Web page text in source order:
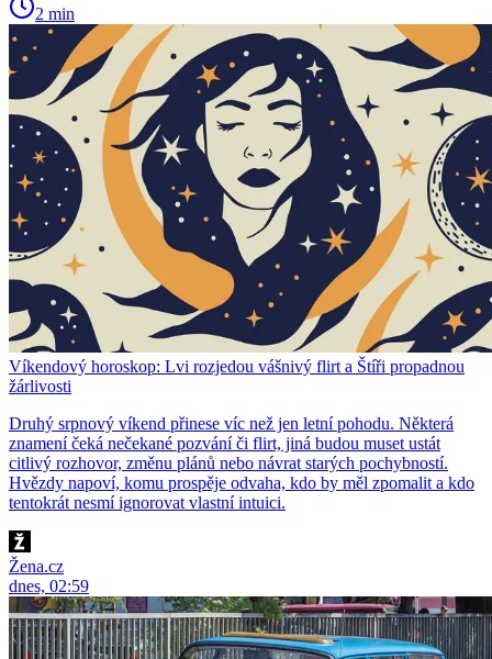
2 min
Víkendový horoskop: Lvi rozjedou vášnivý flirt a Štíři propadnou
žárlivosti
Druhý srpnový víkend přinese víc než jen letní pohodu. Některá
znamení čeká nečekané pozvání či flirt, jiná budou muset ustát
citlivý rozhovor, změnu plánů nebo návrat starých pochybností.
Hvězdy napoví, komu prospěje odvaha, kdo by měl zpomalit a kdo
tentokrát nesmí ignorovat vlastní intuici.
Žena.cz
dnes, 02:59